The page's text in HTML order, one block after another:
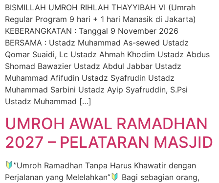
BISMILLAH UMROH RIHLAH THAYYIBAH VI (Umrah
Regular Program 9 hari + 1 hari Manasik di Jakarta)
KEBERANGKATAN : Tanggal 9 November 2026
BERSAMA : Ustadz Muhammad As-sewed Ustadz
Qomar Suaidi, Lc Ustadz Ahmah Khodim Ustadz Abdus
Shomad Bawazier Ustadz Abdul Jabbar Ustadz
Muhammad Afifudin Ustadz Syafrudin Ustadz
Muhammad Sarbini Ustadz Ayip Syafruddin, S.Psi
Ustadz Muhammad […]
UMROH AWAL RAMADHAN
2027 – PELATARAN MASJID
”Umroh Ramadhan Tanpa Harus Khawatir dengan
Perjalanan yang Melelahkan”
Bagi sebagian orang,